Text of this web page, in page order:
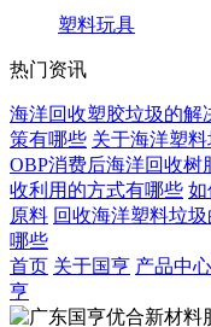
塑料玩具
热门资讯
海洋回收塑胶垃圾的解
策有哪些 关于海洋塑
OBP消费后海洋回收树
收利用的方式有哪些 如
原料 回收海洋塑料垃
哪些
首页 关于国亨 产品中心
亨